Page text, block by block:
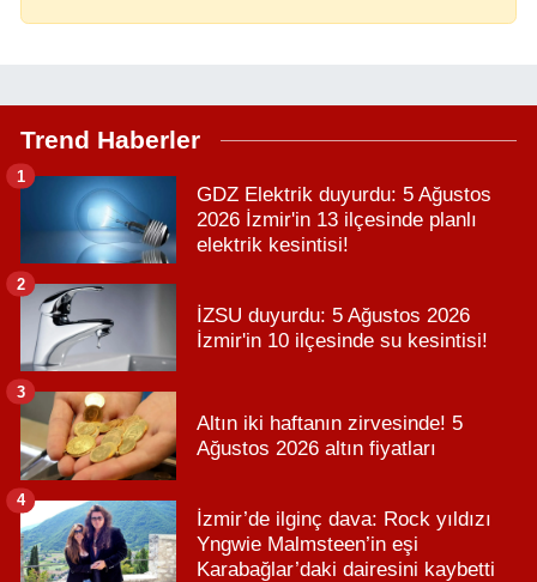
Trend Haberler
GDZ Elektrik duyurdu: 5 Ağustos
2026 İzmir'in 13 ilçesinde planlı
elektrik kesintisi!
1
İZSU duyurdu: 5 Ağustos 2026
İzmir'in 10 ilçesinde su kesintisi!
2
Altın iki haftanın zirvesinde! 5
Ağustos 2026 altın fiyatları
3
İzmir’de ilginç dava: Rock yıldızı
Yngwie Malmsteen’in eşi
Karabağlar’daki dairesini kaybetti
4